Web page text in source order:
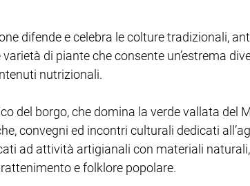
difende e celebra le colture tradizionali,
di piante che consente un’estrema
nutrizionali.
del borgo, che domina la verde vallata del
convegni ed incontri culturali dedicati
ad attività artigianali con materiali
e folklore popolare.